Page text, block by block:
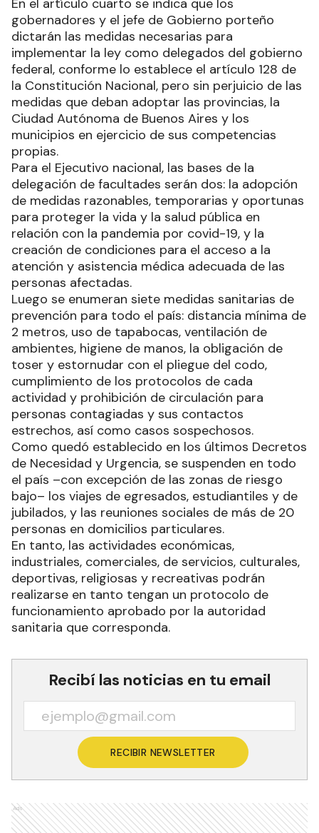
gobernadores y el jefe de Gobierno porteño
dictarán las medidas necesarias para
implementar la ley como delegados del gobierno
federal, conforme lo establece el artículo 128 de
la Constitución Nacional, pero sin perjuicio de las
medidas que deban adoptar las provincias, la
Ciudad Autónoma de Buenos Aires y los
municipios en ejercicio de sus competencias
propias.
Para el Ejecutivo nacional, las bases de la
delegación de facultades serán dos: la adopción
de medidas razonables, temporarias y oportunas
para proteger la vida y la salud pública en
relación con la pandemia por covid-19, y la
creación de condiciones para el acceso a la
atención y asistencia médica adecuada de las
personas afectadas.
Luego se enumeran siete medidas sanitarias de
prevención para todo el país: distancia mínima de
2 metros, uso de tapabocas, ventilación de
ambientes, higiene de manos, la obligación de
toser y estornudar con el pliegue del codo,
cumplimiento de los protocolos de cada
actividad y prohibición de circulación para
personas contagiadas y sus contactos
estrechos, así como casos sospechosos.
Como quedó establecido en los últimos Decretos
de Necesidad y Urgencia, se suspenden en todo
el país –con excepción de las zonas de riesgo
bajo– los viajes de egresados, estudiantiles y de
jubilados, y las reuniones sociales de más de 20
personas en domicilios particulares.
En tanto, las actividades económicas,
industriales, comerciales, de servicios, culturales,
deportivas, religiosas y recreativas podrán
realizarse en tanto tengan un protocolo de
funcionamiento aprobado por la autoridad
sanitaria que corresponda.
Recibí las noticias en tu email
RECIBIR NEWSLETTER
Ads